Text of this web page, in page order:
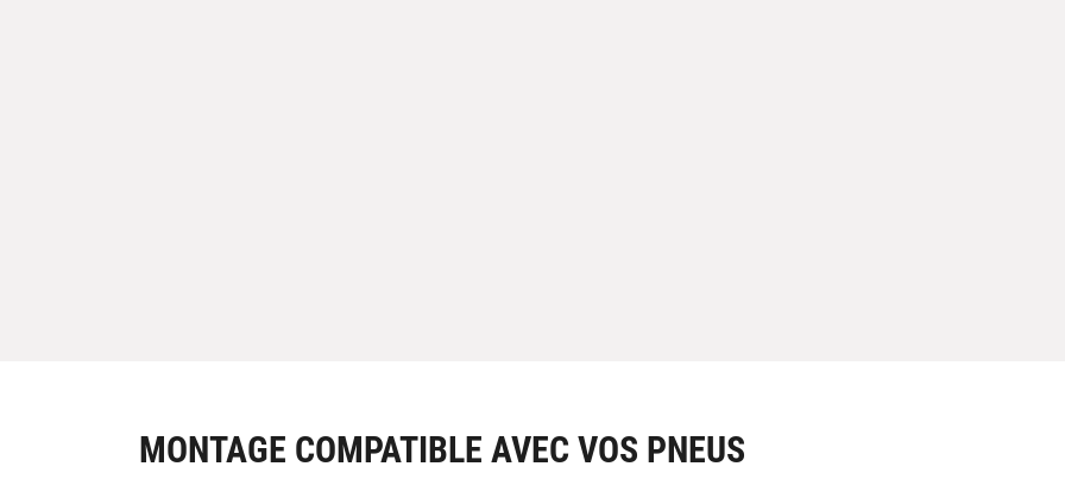
MONTAGE COMPATIBLE AVEC VOS PNEUS